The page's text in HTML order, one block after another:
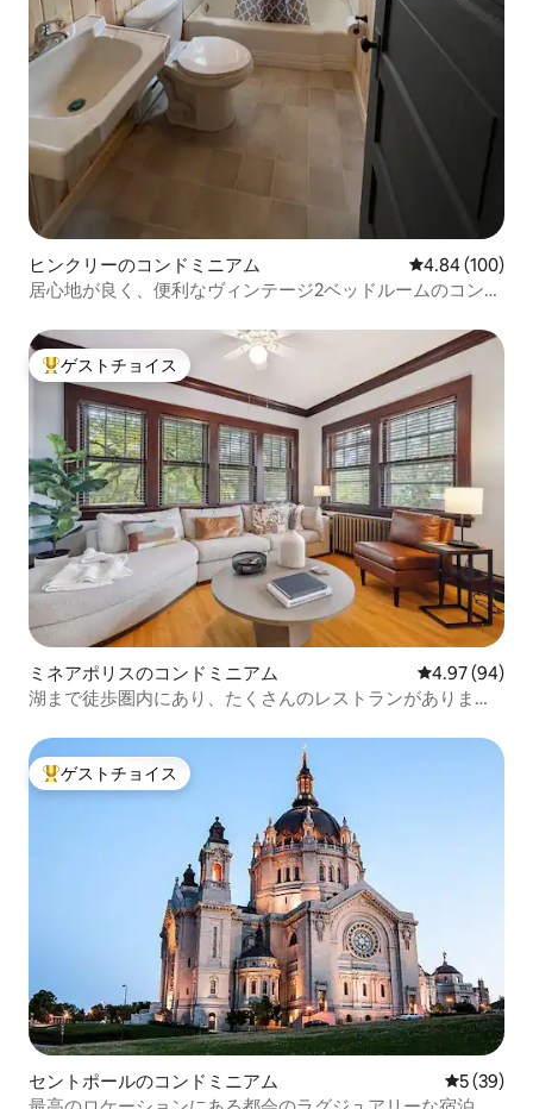
ヒンクリーのコンドミニアム レビュー100
4.84 (100)
居心地が良く、便利なヴィンテージ2ベッドルームのコンド
大好評のゲストチョイスです。
ゲストチョイス
ミネアポリスのコンドミニアム レビュー94
4.97 (94)
湖まで徒歩圏内にあり、たくさんのレストランがありま
大好評のゲストチョイスです。
ゲストチョイス
セントポールのコンドミニアム レビュー
5 (39)